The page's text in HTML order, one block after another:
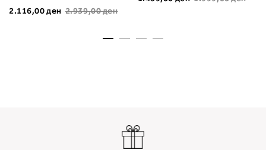
2.116,00 ден 2.939,00 ден